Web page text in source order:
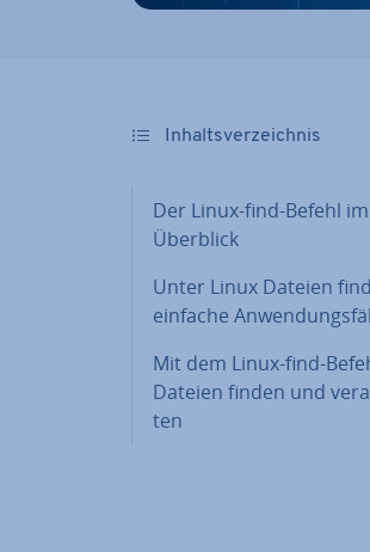
In­halts­ver­zeich­nis
Der Linux-find-Befehl im
Überblick
Unter Linux Dateien
einfache
Mit dem Linux-find-
Dateien finden und
ten